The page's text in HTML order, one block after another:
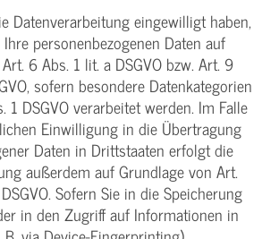
Datenverarbeitung eingewilligt haben,
personenbezogenen Daten auf
6 Abs. 1 lit. a DSGVO bzw. Art. 9
sofern besondere Datenkategorien
1 DSGVO verarbeitet werden. Im Falle
Einwilligung in die Übertragung
Daten in Drittstaaten erfolgt die
außerdem auf Grundlage von Art.
Sofern Sie in die Speicherung
in den Zugriff auf Informationen in